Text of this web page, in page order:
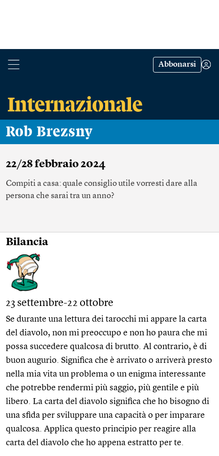
Abbonarsi
Rob Brezsny
22/28 febbraio 2024
Compiti a casa: quale consiglio utile vorresti dare alla
persona che sarai tra un anno?
Bilancia
23 settembre-22 ottobre
Se durante una lettura dei tarocchi mi appare la carta
del diavolo, non mi preoccupo e non ho paura che mi
possa succedere qualcosa di brutto. Al contrario, è di
buon augurio. Significa che è arrivato o arriverà presto
nella mia vita un problema o un enigma interessante
che potrebbe rendermi più saggio, più gentile e più
libero. La carta del diavolo significa che ho bisogno di
una sfida per sviluppare una capacità o per imparare
qualcosa. Applica questo principio per reagire alla
carta del diavolo che ho appena estratto per te.